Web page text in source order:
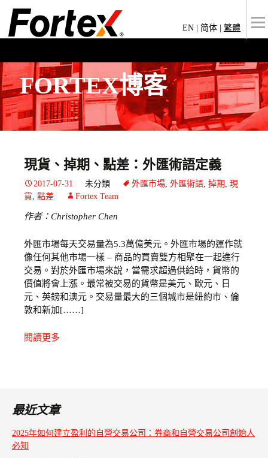
EN 简体 繁體
FORTEX博客
現貨、掉期、點差：外匯術語定義
2017-07-31 未分類 外匯市場, 外匯術語, 掉期 , 現
貨, 點差 Fortex Team
作者：Christopher Chen
外匯市場每天交易量為5.3萬億美元。外匯市場的運作就
像任何其他市場一樣 – 商品的買賣雙方相聚在一起進行
交易。對於外匯市場來說，當需求超過供給時，貨幣的
價值將會上漲。最常被交易的貨幣是美元、歐元、日
元、英鎊和澳元。交易量最大的三個城市是紐約市、倫
敦和新加[……]
閱讀更多
最近文章
2025年如何建立盈利的自營交易公司：券商和自營交易公司創始人
必知